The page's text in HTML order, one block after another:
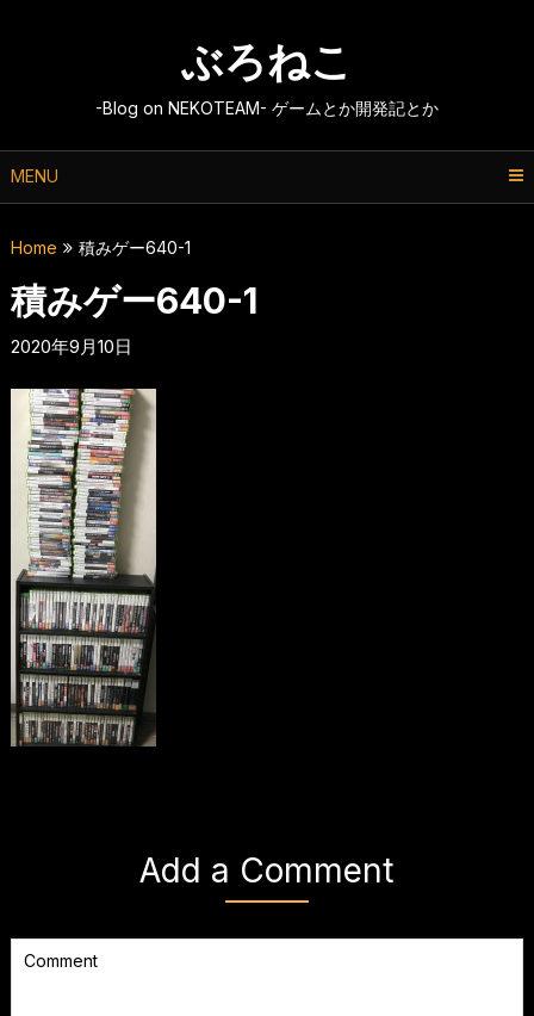
ぶろねこ
-Blog on NEKOTEAM- ゲームとか開発記とか
MENU
Home 積みゲー640-1
積みゲー640-1
2020年9月10日
Add a Comment